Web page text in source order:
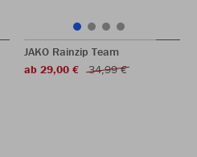
JAKO Rainzip Team
ab 29,00 €
34,99 €